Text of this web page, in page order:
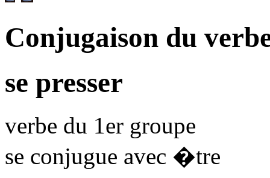
Conjugaison du
se presser
verbe du 1er groupe
se conjugue avec �tre